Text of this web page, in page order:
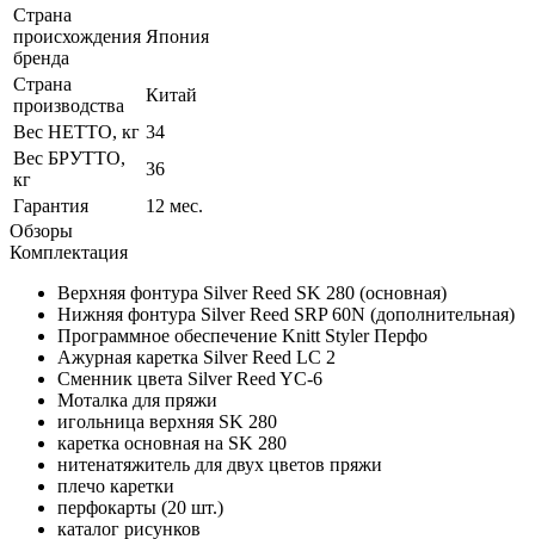
Страна
происхождения
бренда
Япония
Страна
производства
Китай
Вес НЕТТО, кг 34
Вес БРУТТО,
кг
36
Гарантия
12 мес.
Обзоры
Комплектация
Верхняя фонтура Silver Reed SK 280 (основная)
Нижняя фонтура Silver Reed SRP 60N (дополнительная)
Программное обеспечение Knitt Styler Перфо
Ажурная каретка Silver Reed LC 2
Сменник цвета Silver Reed YC-6
Моталка для пряжи
игольница верхняя SK 280
каретка основная на SK 280
нитенатяжитель для двух цветов пряжи
плечо каретки
перфокарты (20 шт.)
каталог рисунков